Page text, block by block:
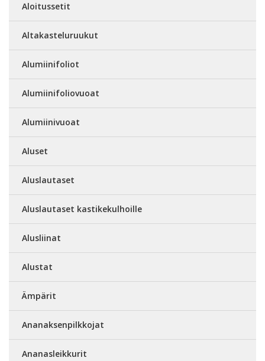
Aloitussetit
Altakasteluruukut
Alumiinifoliot
Alumiinifoliovuoat
Alumiinivuoat
Aluset
Aluslautaset
Aluslautaset kastikekulhoille
Alusliinat
Alustat
Ämpärit
Ananaksenpilkkojat
Ananasleikkurit